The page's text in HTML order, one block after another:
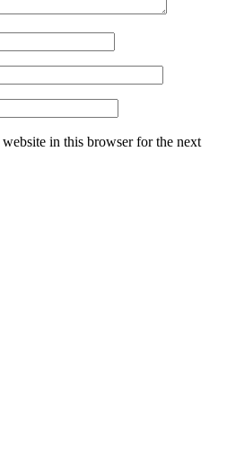
in this browser for the next